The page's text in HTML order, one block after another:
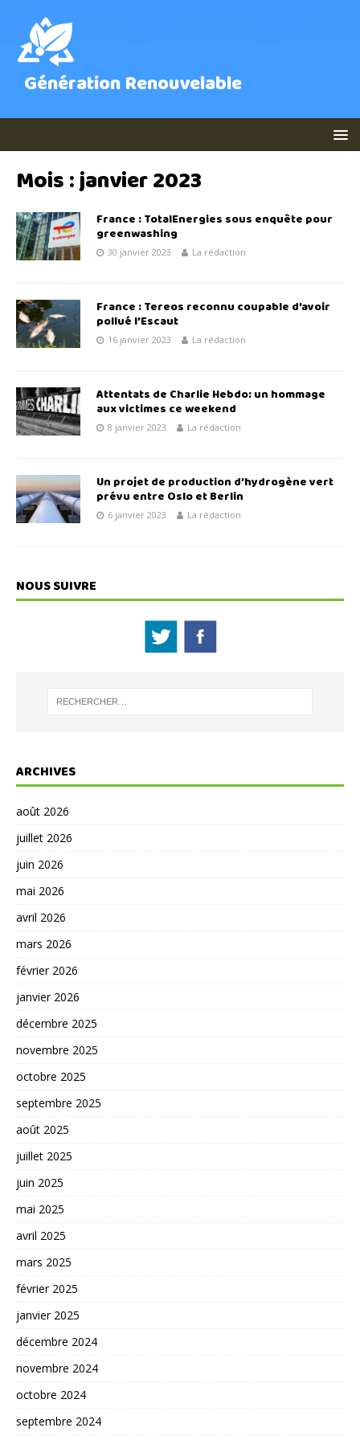
Génération Renouvelable
Mois :janvier 2023
France : TotalEnergies sous enquête pour
greenwashing
30 janvier 2023 La rédaction
France : Tereos reconnu coupable d’avoir
pollué l’Escaut
16 janvier 2023 La rédaction
Attentats de Charlie Hebdo: un hommage
aux victimes ce weekend
8 janvier 2023 La rédaction
Un projet de production d’hydrogène vert
prévu entre Oslo et Berlin
6 janvier 2023 La rédaction
NOUS SUIVRE
ARCHIVES
août 2026
juillet 2026
juin 2026
mai 2026
avril 2026
mars 2026
février 2026
janvier 2026
décembre 2025
novembre 2025
octobre 2025
septembre 2025
août 2025
juillet 2025
juin 2025
mai 2025
avril 2025
mars 2025
février 2025
janvier 2025
décembre 2024
novembre 2024
octobre 2024
septembre 2024